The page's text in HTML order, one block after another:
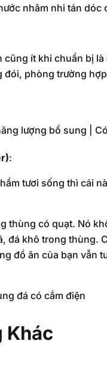
nhâm nhi tán dóc
cũng ít khi chuẩn bị
đói, phòng trường
lượng bổ sung |
:
tươi sống thì cái
thùng có quạt. Nó
đá khô trong thùng.
đồ ăn của bạn vẫn
đá có cắm điện
Khác